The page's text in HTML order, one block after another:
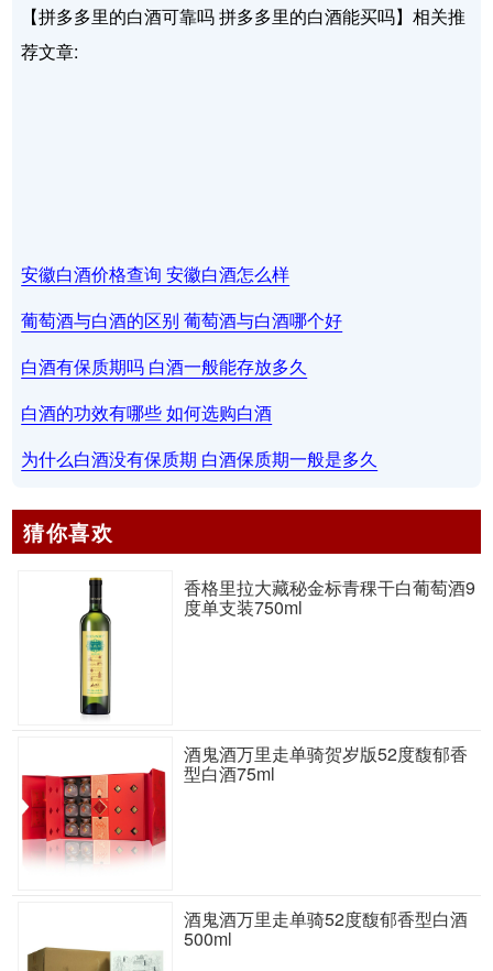
【拼多多里的白酒可靠吗 拼多多里的白酒能买吗】相关推
荐文章:
安徽白酒价格查询 安徽白酒怎么样
葡萄酒与白酒的区别 葡萄酒与白酒哪个好
白酒有保质期吗 白酒一般能存放多久
白酒的功效有哪些 如何选购白酒
为什么白酒没有保质期 白酒保质期一般是多久
猜你喜欢
香格里拉大藏秘金标青稞干白葡萄酒9
度单支装750ml
酒鬼酒万里走单骑贺岁版52度馥郁香
型白酒75ml
酒鬼酒万里走单骑52度馥郁香型白酒
500ml